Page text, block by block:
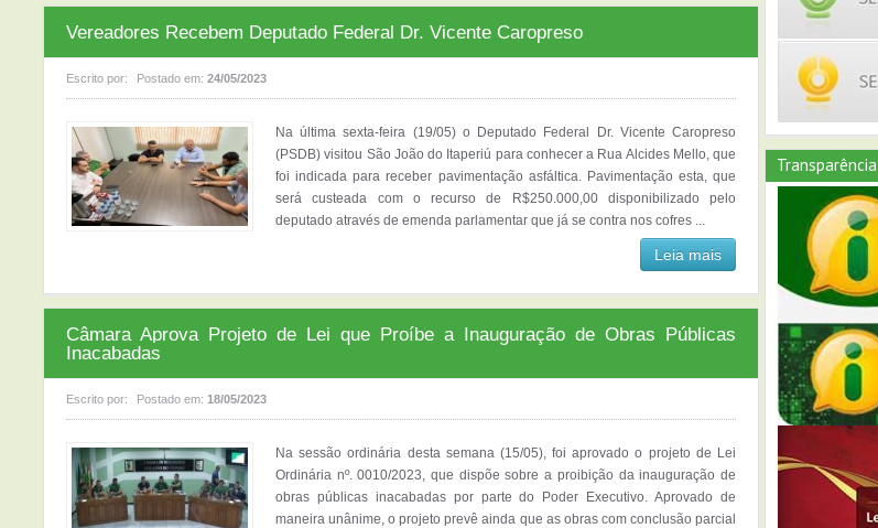
Vereadores Recebem Deputado Federal Dr. Vicente Caropreso
Escrito por: Postado em: 24/05/2023
Na última sexta-feira (19/05) o Deputado Federal Dr. Vicente Caropreso
(PSDB) visitou São João do Itaperiú para conhecer a Rua Alcides Mello, que
foi indicada para receber pavimentação asfáltica. Pavimentação esta, que
será custeada com o recurso de R$250.000,00 disponibilizado pelo
deputado através de emenda parlamentar que já se contra nos cofres ...
Leia mais
Câmara Aprova Projeto de Lei que Proíbe a Inauguração de Obras Públicas
Inacabadas
Escrito por: Postado em: 18/05/2023
Na sessão ordinária desta semana (15/05), foi aprovado o projeto de Lei
Ordinária nº. 0010/2023, que dispõe sobre a proibição da inauguração de
obras públicas inacabadas por parte do Poder Executivo. Aprovado de
maneira unânime, o projeto prevê ainda que as obras com conclusão parcial
Transparência